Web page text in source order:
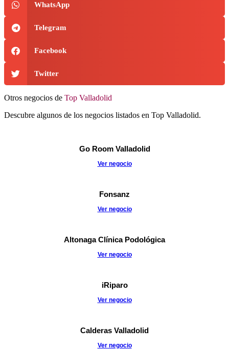
WhatsApp
Telegram
Facebook
Twitter
Otros negocios de Top Valladolid
Descubre algunos de los negocios listados en Top Valladolid.
Go Room Valladolid
Ver negocio
Fonsanz
Ver negocio
Altonaga Clínica Podológica
Ver negocio
iRiparo
Ver negocio
Calderas Valladolid
Ver negocio